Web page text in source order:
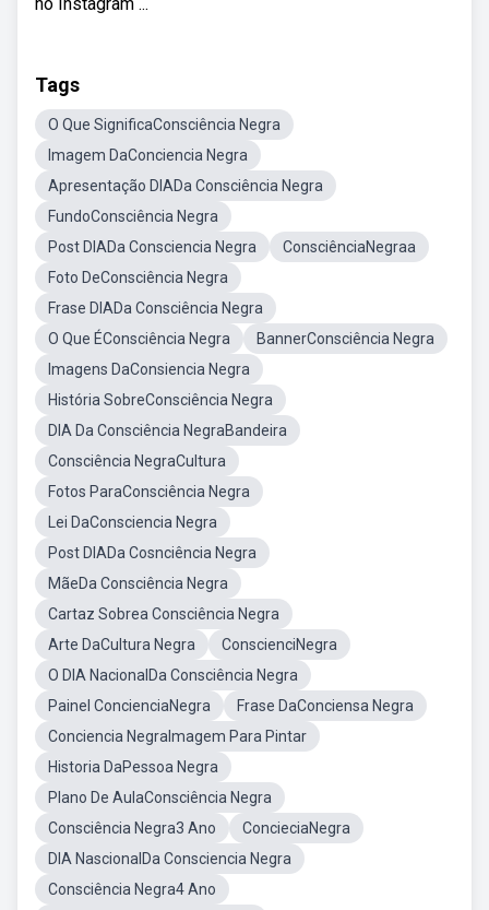
Tags
O Que SignificaConsciência Negra
Imagem DaConciencia Negra
Apresentação DIADa Consciência Negra
FundoConsciência Negra
Post DIADa Consciencia Negra
ConsciênciaNegraa
Foto DeConsciência Negra
Frase DIADa Consciência Negra
O Que ÉConsciência Negra
BannerConsciência Negra
Imagens DaConsiencia Negra
História SobreConsciência Negra
DIA Da Consciência NegraBandeira
Consciência NegraCultura
Fotos ParaConsciência Negra
Lei DaConsciencia Negra
Post DIADa Cosnciência Negra
MãeDa Consciência Negra
Cartaz Sobrea Consciência Negra
Arte DaCultura Negra
ConscienciNegra
O DIA NacionalDa Consciência Negra
Painel ConcienciaNegra
Frase DaConciensa Negra
Conciencia NegraImagem Para Pintar
Historia DaPessoa Negra
Plano De AulaConsciência Negra
Consciência Negra3 Ano
ConcieciaNegra
DIA NascionalDa Consciencia Negra
Consciência Negra4 Ano